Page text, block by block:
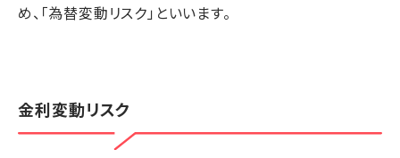
め、「為替変動リスク」といいます。
金利変動リスク